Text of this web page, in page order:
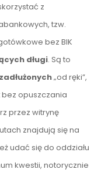
z
tzw.
bez BIK
długi. Są to
„od ręki”,
opuszczania
przez witrynę
znajdują się na
udać się do oddziału
kwestii, notorycznie